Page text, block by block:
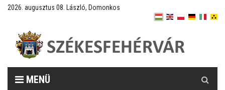
2026. augusztus 08. László, Domonkos
MENÜ